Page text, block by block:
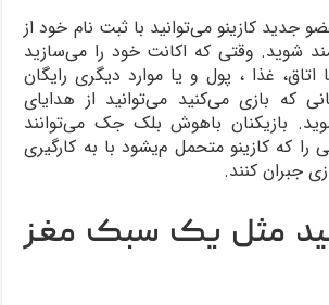
جدید کازینو می‌توانید با ثبت نام خود از
شوید. وقتی که اکانت خود را می‌سازید
غذا ، پول و یا موارد دیگری رایگان
که بازی می‌کنید می‌توانید از هدایای
بازیکنان باهوش بلک جک می‌توانند
را که کازینو متحمل م‌یشود با به کارگیری
جبران کنند.
مثل یک سبک مغز